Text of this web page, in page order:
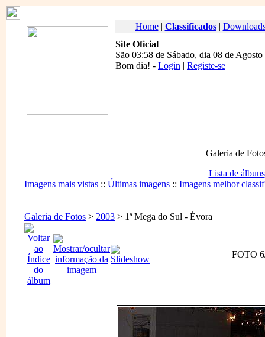
Home| Classificados|
Site Oficial
São 03:58 de Sábado, dia 08 de
Bom dia! - Login | Registe-se
Galeria de
Lista de álbuns
Imagens mais vistas :: Últimas imagens :: Imagens melhor
Galeria de Fotos > 2003 > 1ª Mega do Sul - Évora
FOTO